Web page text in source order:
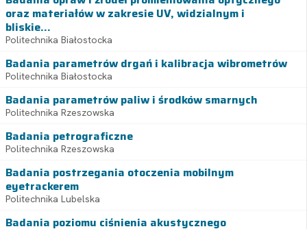
oraz materiałów w zakresie UV, widzialnym i
bliskie...
Politechnika Białostocka
Badania parametrów drgań i kalibracja wibrometrów
Politechnika Białostocka
Badania parametrów paliw i środków smarnych
Politechnika Rzeszowska
Badania petrograficzne
Politechnika Rzeszowska
Badania postrzegania otoczenia mobilnym
eyetrackerem
Politechnika Lubelska
Badania poziomu ciśnienia akustycznego